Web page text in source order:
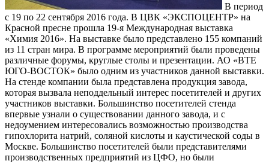
В период
с 19 по 22 сентября 2016 года. В ЦВК «ЭКСПОЦЕНТР» на
Красной пресне прошла 19-я Международная выставка
«Химия 2016». На выставке было представлено 155 компаний
из 11 стран мира. В программе мероприятий были проведены
различные форумы, круглые столы и презентации. АО «ВТЕ
ЮГО-ВОСТОК» было одним из участников данной выставки.
На стенде компании была представлена продукция завода,
которая вызвала неподдельный интерес посетителей и других
участников выставки. Большинство посетителей стенда
впервые узнали о существовании данного завода, и с
недоумением интересовались возможностью производства
гипохлорита натрий, соляной кислоты и каустической соды в
Москве. Большинство посетителей были представителями
производственных предприятий из ЦФО, но были